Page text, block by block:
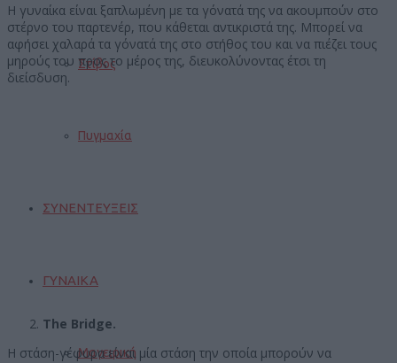
Στίβος
Πυγμαχία
ΣΥΝΕΝΤΕΥΞΕΙΣ
ΓΥΝΑΙΚΑ
Μαγειρική
Η γυναίκα είναι ξαπλωμένη με τα γόνατά της να ακουμπούν στο
στέρνο του παρτενέρ, που κάθεται αντικριστά της. Μπορεί να
αφήσει χαλαρά τα γόνατά της στο στήθος του και να πιέζει τους
μηρούς του προς το μέρος της, διευκολύνοντας έτσι τη
διείσδυση.
The Bridge.
H στάση-γέφυρα είναι μία στάση την οποία μπορούν να